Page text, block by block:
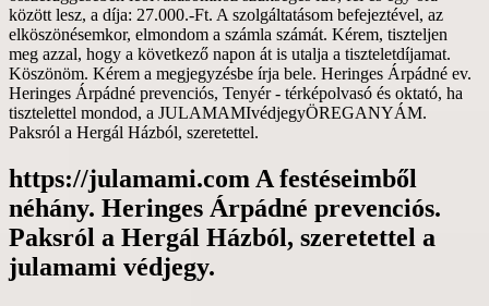
között lesz, a díja: 27.000.-Ft. A szolgáltatásom befejeztével, az
elköszönésemkor, elmondom a számla számát. Kérem, tiszteljen
meg azzal, hogy a következő napon át is utalja a tiszteletdíjamat.
Köszönöm. Kérem a megjegyzésbe írja bele. Heringes Árpádné ev.
Heringes Árpádné prevenciós, Tenyér - térképolvasó és oktató, ha
tisztelettel mondod, a JULAMAMIvédjegyÖREGANYÁM.
Paksról a Hergál Házból, szeretettel.
https://julamami.com A festéseimből
néhány. Heringes Árpádné prevenciós.
Paksról a Hergál Házból, szeretettel a
julamami védjegy.